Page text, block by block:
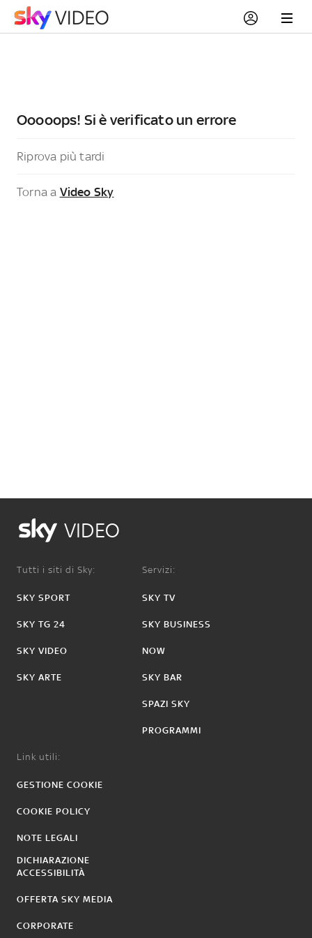
Ooooops! Si è verificato un errore
Riprova più tardi
Torna a Video Sky
VIDEO
Tutti i siti di Sky:
SKY SPORT
SKY TG 24
SKY VIDEO
SKY ARTE
Servizi:
SKY TV
SKY BUSINESS
NOW
SKY BAR
SPAZI SKY
PROGRAMMI
Link utili:
GESTIONE COOKIE
COOKIE POLICY
NOTE LEGALI
DICHIARAZIONE
ACCESSIBILITÀ
OFFERTA SKY MEDIA
CORPORATE